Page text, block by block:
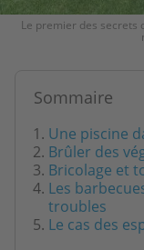
Le premier des secrets
Sommaire
Une piscine
Brûler des
Bricolage et
Les
troubles
Le cas des